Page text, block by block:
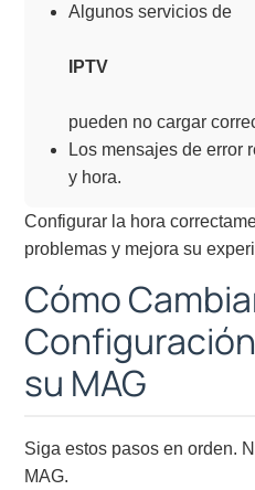
Algunos servicios de
IPTV
pueden no cargar
Los mensajes de error
y hora.
Configurar la hora
problemas y mejora su
Cómo
su MAG
Siga estos pasos en orden.
MAG.